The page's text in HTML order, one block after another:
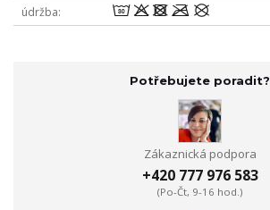
údržba wodmU
Potřebujete poradit?
Zákaznická podpora
+420 777 976 583
(Po-Čt, 9-16 hod.)